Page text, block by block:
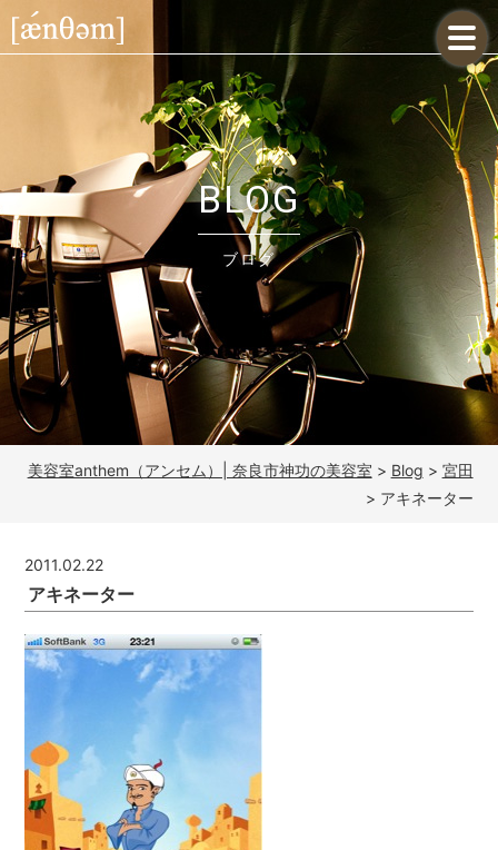
BLOG
ブログ
美容室anthem（アンセム）| 奈良市神功の美容室 > Blog > 宮田
> アキネーター
2011.02.22
アキネーター